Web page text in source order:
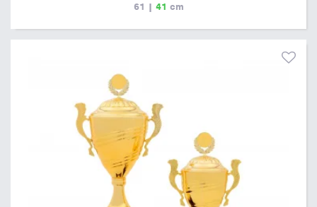
61 | 41 cm